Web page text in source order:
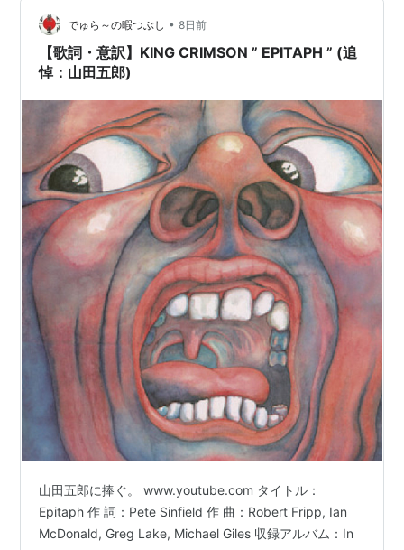
でゅら～の暇つぶし • 8日前
【歌詞・意訳】KING CRIMSON ” EPITAPH ” (追
悼：山田五郎)
山田五郎に捧ぐ。 www.youtube.com タイトル：
Epitaph 作 詞：Pete Sinfield 作 曲：Robert Fripp, Ian
McDonald, Greg Lake, Michael Giles 収録アルバム：In